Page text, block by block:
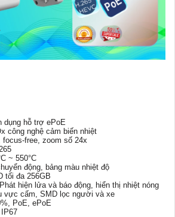
dụng hỗ trợ ePoE
công nghệ cảm biến nhiệt
focus-free, zoom số 24x
~ 550°C
động, bảng màu nhiệt độ
tối đa 256GB
hiện lửa và báo động, hiển thị nhiệt nóng
vực cấm, SMD lọc người và xe
PoE, ePoE